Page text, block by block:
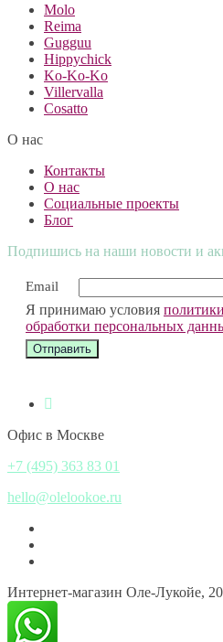
Molo
Reima
Gugguu
Hippychick
Ko-Ko-Ko
Villervalla
Cosatto
О нас
Контакты
О нас
Социальные проекты
Блог
Подпишись на наши новости и
Email
Я принимаю условия политики
обработки персональных
Офис в Москве
+7 (495) 363 83 01
hello@olelookoe.ru
Интернет-магазин Оле-Лукойе,